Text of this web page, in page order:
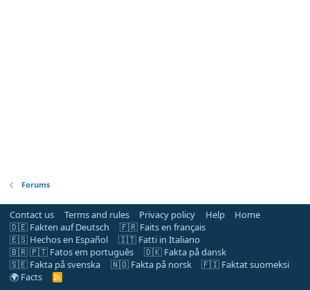
Forums
Contact us Terms and rules Privacy policy Help
Home
🇩🇪 Fakten auf Deutsch
🇫🇷 Faits en français
🇪🇸 Hechos en Español
🇮🇹 Fatti in Italiano
🇧🇷 🇵🇹 Fatos em português
🇩🇰 Fakta på dansk
🇸🇪 Fakta på svenska
🇳🇴 Fakta på norsk
🇫🇮 Faktat suomeksi
🌍 Facts
R